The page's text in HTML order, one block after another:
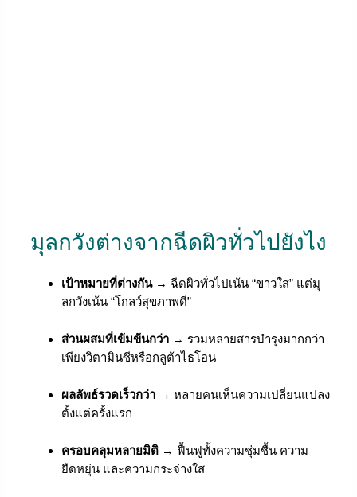
มุลกวังต่างจากฉีดผิวทั่วไปยังไง
เป้าหมายที่ต่างกัน→ ฉีดผิวทั่วไปเน้น “ขาวใส” แต่มุ
ลกวังเน้น “โกลว์สุขภาพดี”
ส่วนผสมที่เข้มข้นกว่า → รวมหลายสารบำรุงมากกว่า
เพียงวิตามินซีหรือกลูต้าไธโอน
ผลลัพธ์รวดเร็วกว่า → หลายคนเห็นความเปลี่ยนแปลง
ตั้งแต่ครั้งแรก
ครอบคลุมหลายมิติ → ฟื้นฟูทั้งความชุ่มชื้น ความ
ยืดหยุ่น และความกระจ่างใส